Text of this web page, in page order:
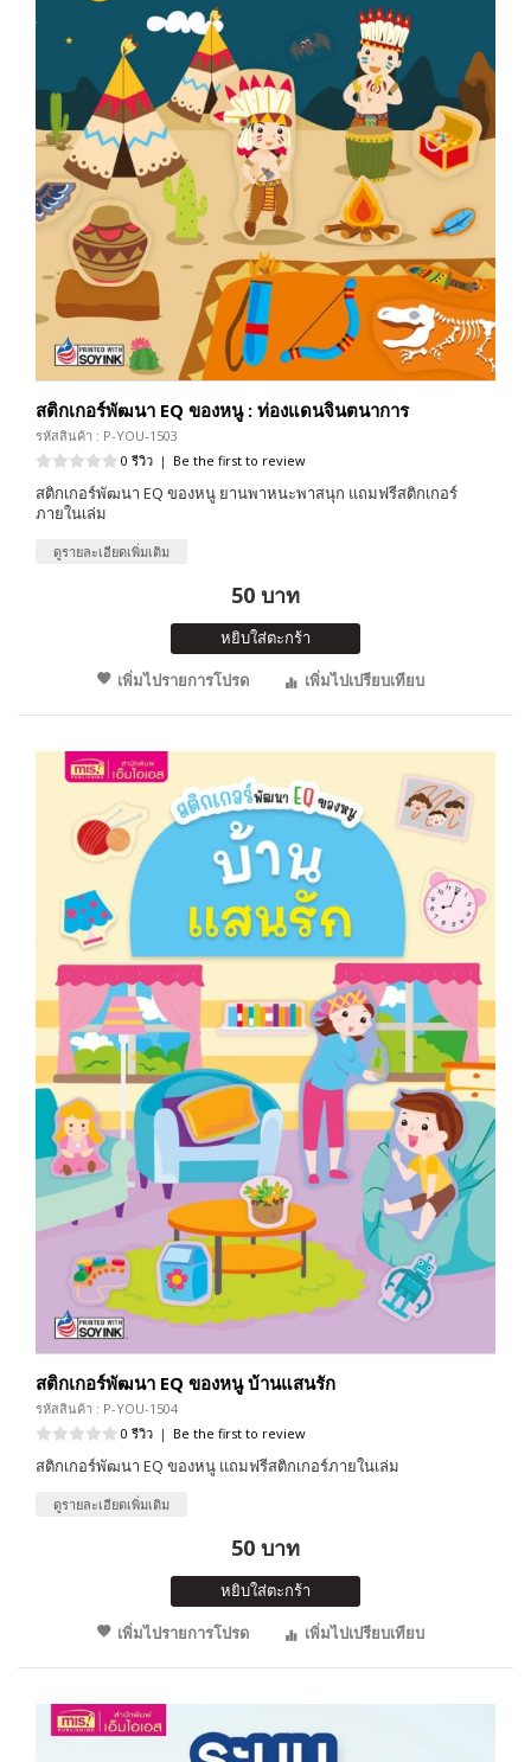
สติกเกอร์พัฒนา EQ ของหนู : ท่องแดนจินตนาการ
รหัสสินค้า : P-YOU-1503
0 รีวิว | Be the first to review
สติกเกอร์พัฒนา EQ ของหนู ยานพาหนะพาสนุก แถมฟรีสติกเกอร์
ภายในเล่ม
ดูรายละเอียดเพิ่มเติม
50 บาท
หยิบใส่ตะกร้า
เพิ่มไปรายการโปรด
เพิ่มไปเปรียบเทียบ
สติกเกอร์พัฒนา EQ ของหนู บ้านแสนรัก
รหัสสินค้า : P-YOU-1504
0 รีวิว | Be the first to review
สติกเกอร์พัฒนา EQ ของหนู แถมฟรีสติกเกอร์ภายในเล่ม
ดูรายละเอียดเพิ่มเติม
50 บาท
หยิบใส่ตะกร้า
เพิ่มไปรายการโปรด
เพิ่มไปเปรียบเทียบ